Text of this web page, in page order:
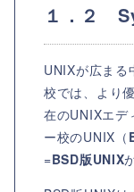
１．２
UNIXが広まる
校では、より
在のUNIXエデ
ー校のUNIX（
=BSD版UNIX